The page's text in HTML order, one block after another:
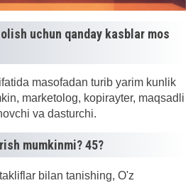
uchun qanday kasblar mos
masofadan turib yarim kunlik
marketolog, kopirayter, maqsadli
va dasturchi.
mumkinmi? 45?
bilan tanishing, O'z